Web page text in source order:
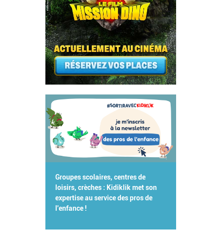
Groupes scolaires, centres de
loisirs, crèches : Kidiklik met son
expertise au service des pros de
l'enfance !